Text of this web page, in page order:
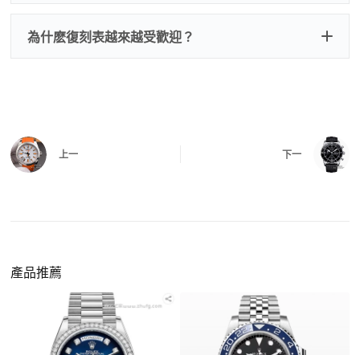
是否有異音，再根據款式進行上弦與功能測試。
給您確認，確定沒有問題後才會安排出貨。
注：部分原裝盒子需要加錢購買，價格也不貴。
交易方式
請先透過網站上的聯繫方式與我們取得聯繫，將您感
們會先幫您確認版本與實際價格。
二、確認款式與價格
為什麽復刻表越來越受歡迎？
：以原裝價格的十分之一即可享受相
同外觀與佩戴質感。
合日常通勤與旅行佩戴。
上一 下一
產品推薦